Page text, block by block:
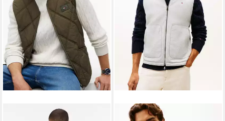
TOMMY HILFIGER
TOMMY HILFIGER